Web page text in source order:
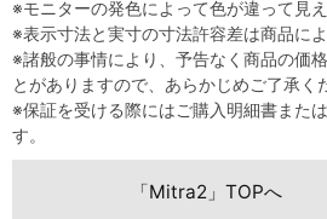
※モニターの発色によって色が違って見
※表示寸法と実寸の寸法許容差は商品に
※諸般の事情により、予告なく商品の価
とがありますので、あらかじめご了承く
※保証を受ける際にはご購入明細書また
す。
「Mitra2」TOPへ